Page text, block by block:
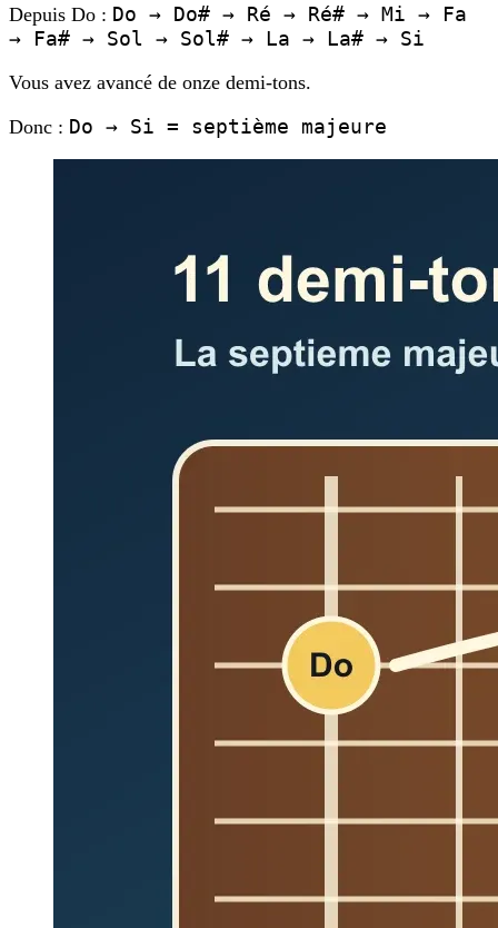
Depuis Do : Do → Do# → Ré → Ré# → Mi → Fa
→ Fa# → Sol → Sol# → La → La# → Si
Vous avez avancé de onze demi-tons.
Donc : Do → Si = septième majeure